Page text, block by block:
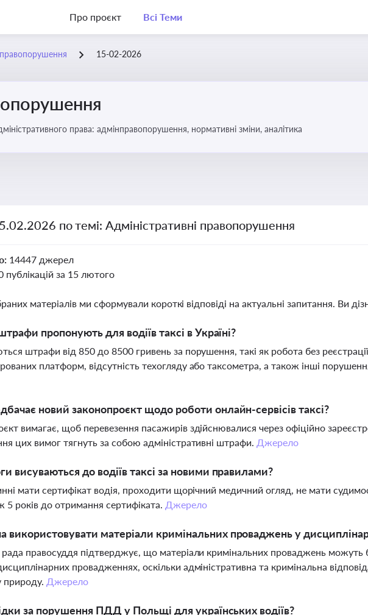
Про проєкт Всі Теми
правопорушення 15-02-2026
права: адмінправопорушення, нормативні зміни, аналітика
по темі: Адміністративні правопорушення
14447 джерел
публікацій за 15 лютого
матеріалів ми сформували короткі відповіді на актуальні запитання. Ви
пропонують для водіїв таксі в Україні?
штрафи від 850 до 8500 гривень за порушення, такі як робота без
платформ, відсутність техогляду або таксометра, а також інші
новий законопроєкт щодо роботи онлайн-сервісів таксі?
вимагає, щоб перевезення пасажирів здійснювалися через офіційно
цих вимог тягнуть за собою адміністративні штрафи. Джерело
висуваються до водіїв таксі за новими правилами?
мати сертифікат водія, проходити щорічний медичний огляд, не мати
5 років до отримання сертифіката. Джерело
матеріали кримінальних проваджень у
правосуддя підтверджує, що матеріали кримінальних проваджень можуть
провадженнях, оскільки адміністративна та кримінальна
Джерело
за порушення ПДД у Польщі для українських водіїв?